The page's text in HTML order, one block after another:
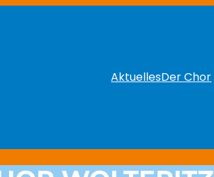
AktuellesDer Chor